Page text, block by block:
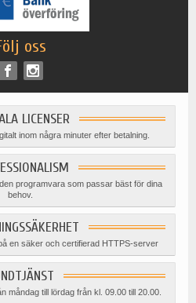
oss
LICENSER
inom några minuter efter betalning.
programvara som passar bäst för dina
behov.
en säker och certifierad HTTPS-server
måndag till lördag från kl. 09.00 till 20.00.